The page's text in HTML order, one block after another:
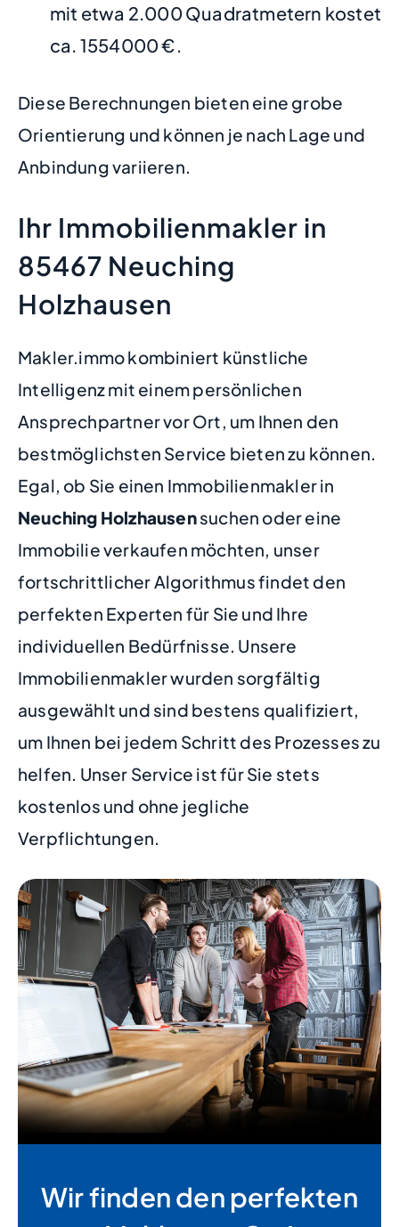
mit etwa 2.000 Quadratmetern kostet
ca. 1554000 €.
Diese Berechnungen bieten eine grobe
Orientierung und können je nach Lage und
Anbindung variieren.
Ihr Immobilienmakler in
85467 Neuching
Holzhausen
Makler.immo kombiniert künstliche
Intelligenz mit einem persönlichen
Ansprechpartner vor Ort, um Ihnen den
bestmöglichsten Service bieten zu können.
Egal, ob Sie einen Immobilienmakler in
Neuching Holzhausensuchen oder eine
Immobilie verkaufen möchten, unser
fortschrittlicher Algorithmus findet den
perfekten Experten für Sie und Ihre
individuellen Bedürfnisse. Unsere
Immobilienmakler wurden sorgfältig
ausgewählt und sind bestens qualifiziert,
um Ihnen bei jedem Schritt des Prozesses zu
helfen. Unser Service ist für Sie stets
kostenlos und ohne jegliche
Verpflichtungen.
Wir finden den perfekten